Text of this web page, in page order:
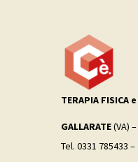
TERAPIA FISICA
GALLARATE(VA)
Tel. 0331 785433